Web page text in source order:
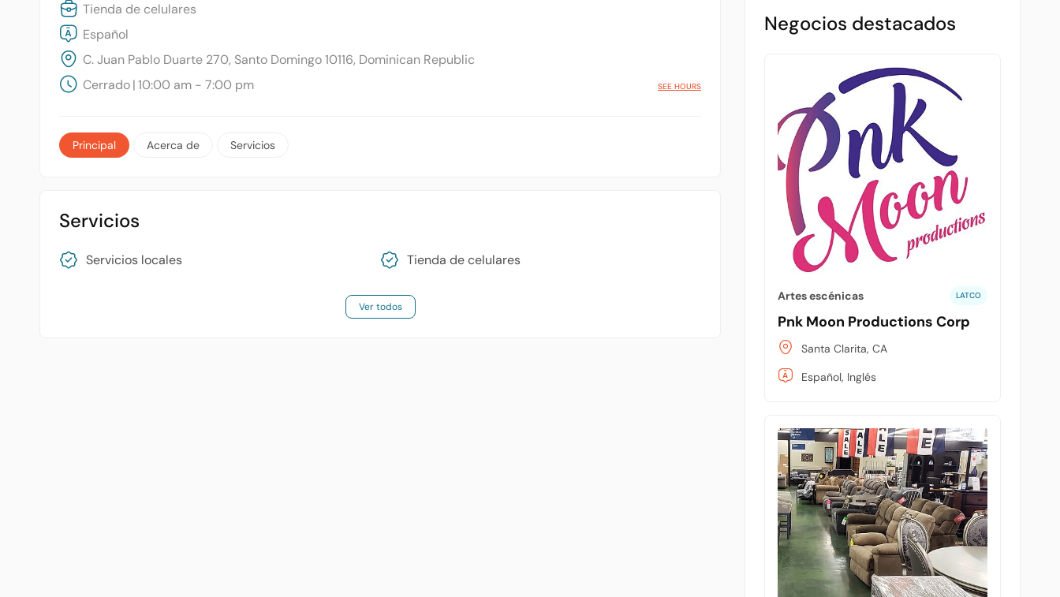
Tienda de celulares
Español
C. Juan Pablo Duarte 270, Santo Domingo 10116, Dominican Republic
Cerrado|10:00 am - 7:00 pm SEE HOURS
Principal Acerca de Servicios
Servicios
Servicios locales Tienda de celulares
Ver todos
Negocios destacados
Artes escénicas LATCO
Pnk Moon Productions Corp
Santa Clarita, CA
Español, Inglés